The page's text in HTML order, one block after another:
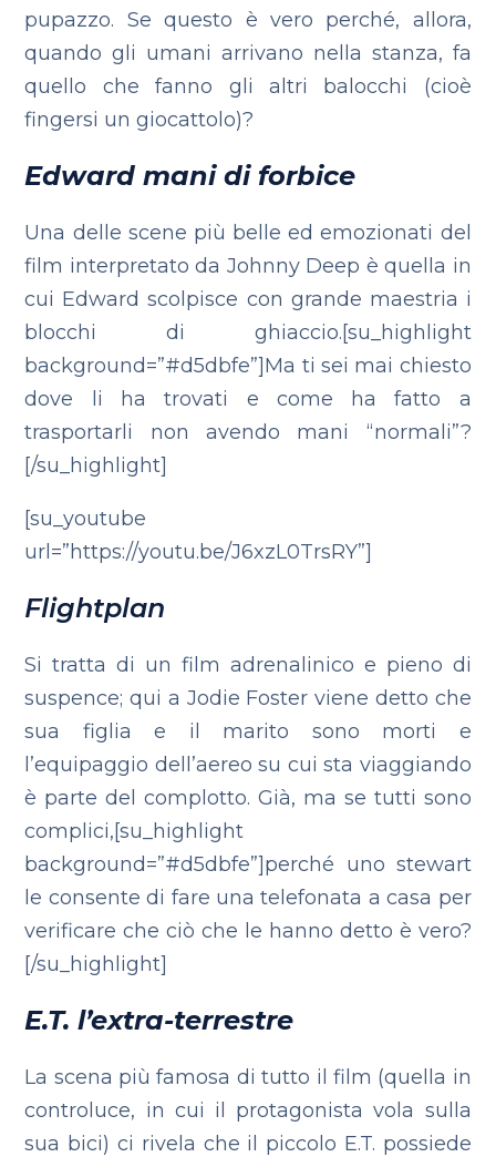
pupazzo. Se questo è vero perché, allora,
quando gli umani arrivano nella stanza, fa
quello che fanno gli altri balocchi (cioè
fingersi un giocattolo)?
Edward mani di forbice
Una delle scene più belle ed emozionati del
film interpretato da Johnny Deep è quella in
cui Edward scolpisce con grande maestria i
blocchi di ghiaccio.[su_highlight
background=”#d5dbfe”]Ma ti sei mai chiesto
dove li ha trovati e come ha fatto a
trasportarli non avendo mani “normali”?
[/su_highlight]
[su_youtube
url=”https://youtu.be/J6xzL0TrsRY”]
Flightplan
Si tratta di un film adrenalinico e pieno di
suspence; qui a Jodie Foster viene detto che
sua figlia e il marito sono morti e
l’equipaggio dell’aereo su cui sta viaggiando
è parte del complotto. Già, ma se tutti sono
complici,[su_highlight
background=”#d5dbfe”]perché uno stewart
le consente di fare una telefonata a casa per
verificare che ciò che le hanno detto è vero?
[/su_highlight]
E.T. l’extra-terrestre
La scena più famosa di tutto il film (quella in
controluce, in cui il protagonista vola sulla
sua bici) ci rivela che il piccolo E.T. possiede